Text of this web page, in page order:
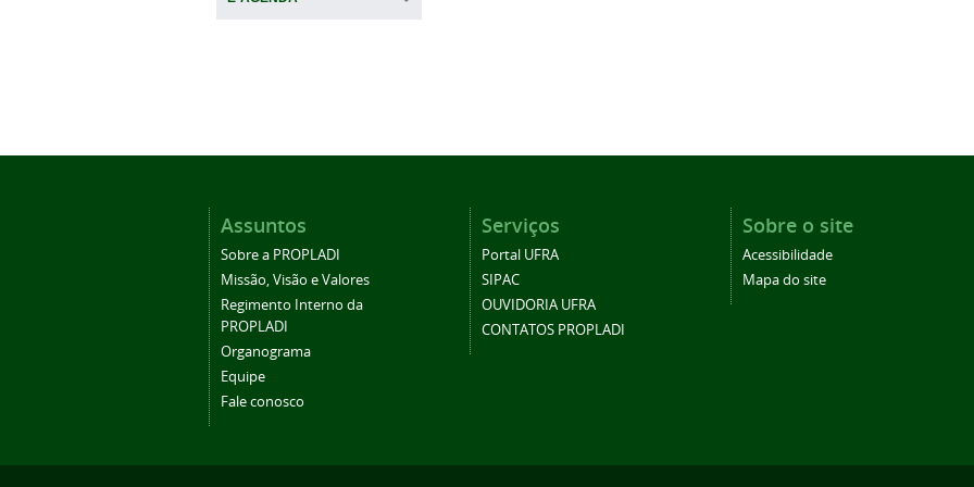
Assuntos
Sobre a PROPLADI
Missão, Visão e Valores
Regimento Interno da
PROPLADI
Organograma
Equipe
Fale conosco
Serviços
Portal UFRA
SIPAC
OUVIDORIA UFRA
CONTATOS PROPLADI
Sobre o site
Acessibilidade
Mapa do site